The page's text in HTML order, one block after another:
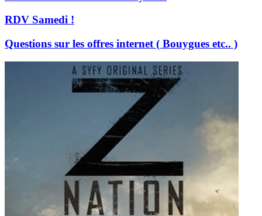
RDV Samedi !
Questions sur les offres internet ( Bouygues etc.. )